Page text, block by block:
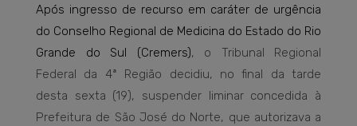
Após ingresso de recurso em caráter de urgência
do Conselho Regional de Medicina do Estado do Rio
Grande do Sul (Cremers), o Tribunal Regional
Federal da 4ª Região decidiu, no final da tarde
desta sexta (19), suspender liminar concedida à
Prefeitura de São José do Norte, que autorizava a